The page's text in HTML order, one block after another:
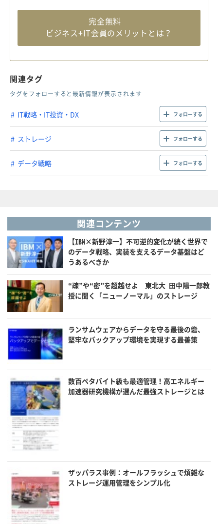
完全無料
ビジネス+IT会員のメリットとは？
関連タグ
タグをフォローすると最新情報が表示されます
IT戦略・IT投資・DX フォローする
ストレージ フォローする
データ戦略 フォローする
関連コンテンツ
【IBM×新野淳一】不可逆的変化が続く世界で
のデータ戦略、実装を支えるデータ基盤はど
うあるべきか
“疎”や“密”を超越せよ 東北大 田中陽一郎教
授に聞く「ニューノーマル」のストレージ
ランサムウェアからデータを守る最後の砦、
堅牢なバックアップ環境を実現する最善策
数百ペタバイト級も最適管理！高エネルギー
加速器研究機構が選んだ最強ストレージとは
ザッパラス事例：オールフラッシュで煩雑な
ストレージ運用管理をシンプル化